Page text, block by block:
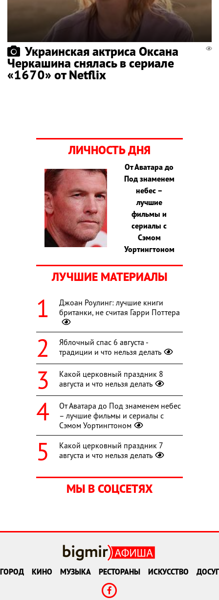
Украинская актриса Оксана
Черкашина снялась в сериале
«1670» от Netflix
ЛИЧНОСТЬ ДНЯ
От Аватара до
Под знаменем
небес –
лучшие
фильмы и
сериалы с
Сэмом
Уортингтоном
ЛУЧШИЕ МАТЕРИАЛЫ
Джоан Роулинг: лучшие книги
британки, не считая Гарри Поттера
Яблочный спас 6 августа -
традиции и что нельзя делать
Какой церковный праздник 8
августа и что нельзя делать
От Аватара до Под знаменем небес
– лучшие фильмы и сериалы с
Сэмом Уортингтоном
Какой церковный праздник 7
августа и что нельзя делать
МЫ В СОЦСЕТЯХ
ГОРОД КИНО МУЗЫКА РЕСТОРАНЫ ИСКУССТВО ДОСУГ